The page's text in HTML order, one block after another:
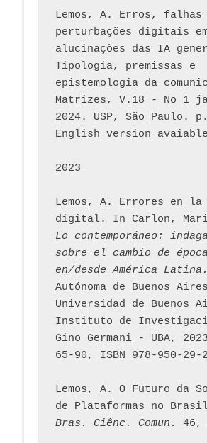
Lemos, A. Erros, falhas
perturbações digitais
alucinações das IA
Tipologia, premissas e
epistemologia da
Matrizes, V.18 - No 1
2024. USP, São Paulo.
English version
2023
Lemos, A. Errores en
Lo contemporáneo:
sobre el cambio de época
en/desde América Latina.
Autónoma de Buenos
Universidad de Buenos
Instituto de
Gino Germani - UBA,
65-90, ISBN 978-950-29-
Lemos, A. O Futuro da
de Plataformas no
Bras. Ciênc. Comun.